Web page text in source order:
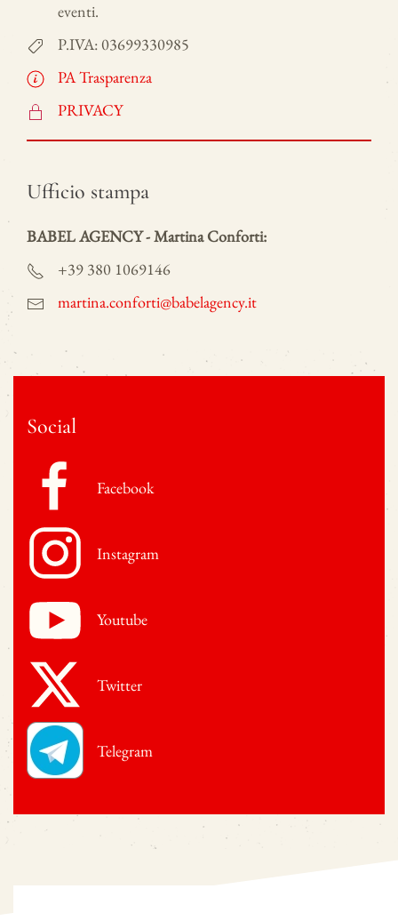
eventi.
P.IVA: 03699330985
PA Trasparenza
PRIVACY
Ufficio stampa
BABEL AGENCY - Martina Conforti:
+39 380 1069146
martina.conforti@babelagency.it
Social
Facebook
Instagram
Youtube
Twitter
Telegram